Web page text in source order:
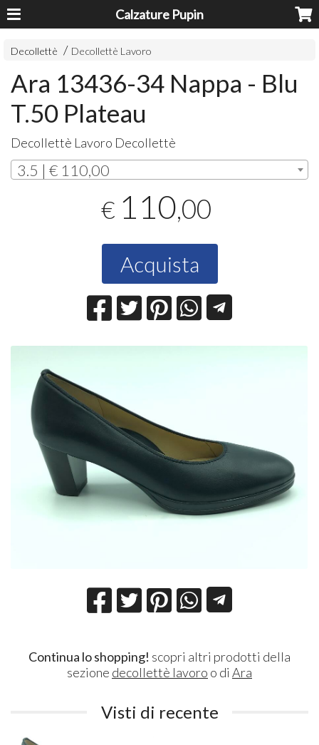
Calzature Pupin
Decollettè Decollettè Lavoro
Ara 13436-34 Nappa - Blu
T.50 Plateau
Decollettè Lavoro Decollettè
3.5 | € 110,00
€ 110,00
Acquista
Continua lo shopping! scopri altri prodotti della
sezione decollettè lavoro o di Ara
Visti di recente